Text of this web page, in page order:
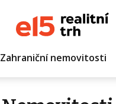
Zahraniční nemovitosti